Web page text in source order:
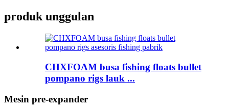
produk unggulan
CHXFOAM busa fishing floats bullet
pompano rigs lauk ...
Mesin pre-expander